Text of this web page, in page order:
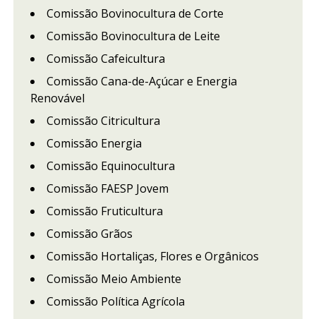
Comissão Bovinocultura de Corte
Comissão Bovinocultura de Leite
Comissão Cafeicultura
Comissão Cana-de-Açúcar e Energia
Renovável
Comissão Citricultura
Comissão Energia
Comissão Equinocultura
Comissão FAESP Jovem
Comissão Fruticultura
Comissão Grãos
Comissão Hortaliças, Flores e Orgânicos
Comissão Meio Ambiente
Comissão Política Agrícola